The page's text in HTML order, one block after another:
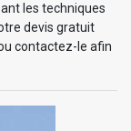
les techniques
devis gratuit
contactez-le afin